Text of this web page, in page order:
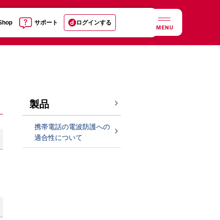
サポート ログインする
MENU
製品
携帯電話の電波防護への
適合性について